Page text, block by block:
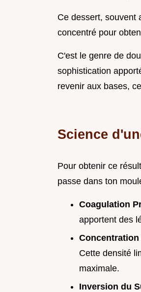
Ce dessert, souvent
concentré pour
C'est le genre de
sophistication
revenir aux bases,
Science
Pour obtenir ce
passe dans ton
Coagulation
apportent des
Cette densité
maximale.
Inversion du